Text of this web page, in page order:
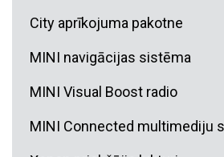
City aprīkojuma pakotne
MINI navigācijas sistēma
MINI Visual Boost radio
MINI Connected multimediju